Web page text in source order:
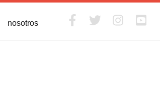
nosotros